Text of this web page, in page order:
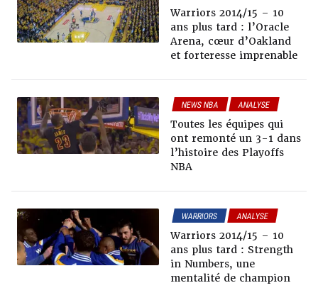
OLD-SCHOOL
Warriors 2014/15 – 10
ans plus tard : l’Oracle
Arena, cœur d’Oakland
et forteresse imprenable
NEWS NBA
ANALYSE
OLD-SCHOOL
Toutes les équipes qui
ont remonté un 3-1 dans
l’histoire des Playoffs
NBA
WARRIORS
ANALYSE
OLD-SCHOOL
Warriors 2014/15 – 10
ans plus tard : Strength
in Numbers, une
mentalité de champion